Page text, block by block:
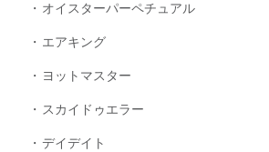
オイスターパーペチュアル
エアキング
ヨットマスター
スカイドゥエラー
デイデイト